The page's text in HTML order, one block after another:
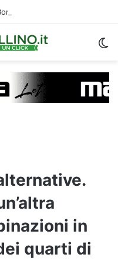
in
quarti di